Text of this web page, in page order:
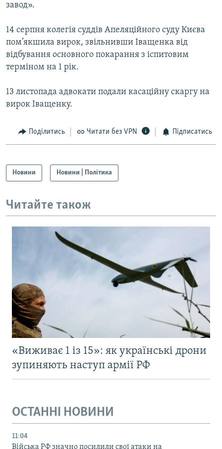
завод».
14 серпня колегія суддів Апеляційного суду Києва
пом’якшила вирок, звільнивши Іващенка від
відбування основного покарання з іспитовим
терміном на 1 рік.
13 листопада адвокати подали касаційну скаргу на
вирок Іващенку.
Поділитись Читати без VPN Підписатись
Новини Новини | Політика
Читайте також
«Виживає 1 із 15»: як українські дрони
зупиняють наступ армії РФ
ОСТАННІ НОВИНИ
11:04
Війська РФ значно посилили свої атаки на